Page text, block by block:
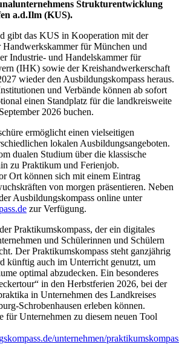
Strukturentwicklung
a.d.Ilm (KUS).
gibt das KUS in Kooperation mit der
für München und
Industrie- und Handelskammer für
(IHK) sowie der Kreishandwerkerschaft
wieder den Ausbildungskompass heraus.
und Verbände können ab sofort
einen Standplatz für die landkreisweite
2026 buchen.
ermöglicht einen vielseitigen
lokalen Ausbildungsangeboten.
dualen Studium über die klassische
zu Praktikum und Ferienjob.
Ort können sich mit einem Eintrag
von morgen präsentieren. Neben
Ausbildungskompass online unter
zur Verfügung.
Praktikumskompass, der ein digitales
und Schülerinnen und Schülern
Der Praktikumskompass steht ganzjährig
künftig auch im Unterricht genutzt, um
optimal abzudecken. Ein besonderes
in den Herbstferien 2026, bei der
in Unternehmen des Landkreises
Schrobenhausen erleben können.
für Unternehmen zu diesem neuen Tool
unternehmen/